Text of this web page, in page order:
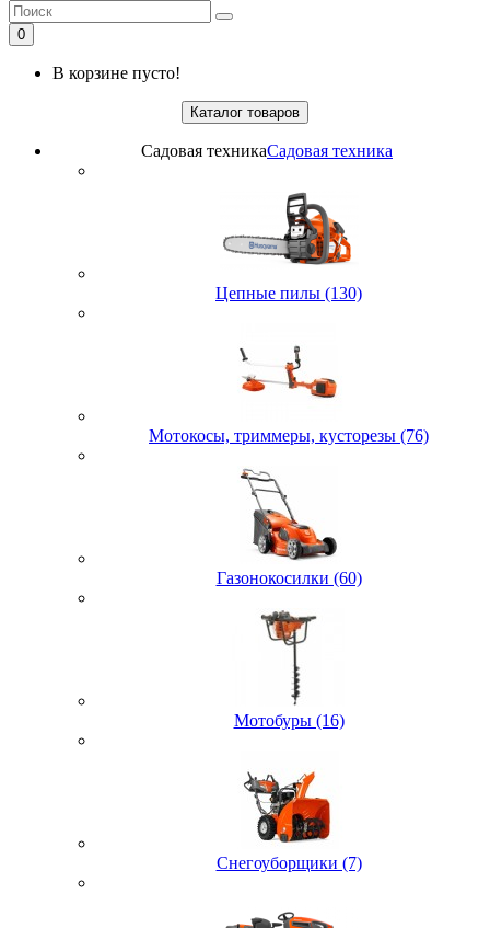
0
В корзине пусто!
Каталог товаров
Садовая техникаСадовая техника
Цепные пилы (130)
Мотокосы, триммеры, кусторезы (76)
Газонокосилки (60)
Мотобуры (16)
Снегоуборщики (7)